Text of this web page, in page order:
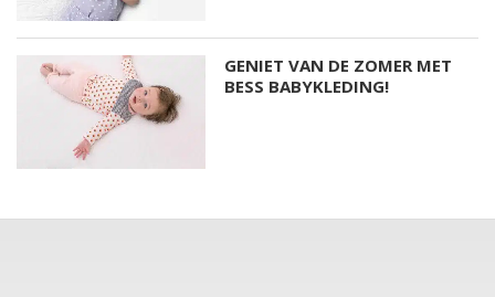
GENIET VAN DE ZOMER MET
BESS BABYKLEDING!